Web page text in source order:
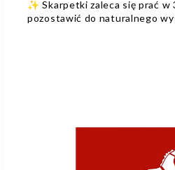
✨ Skarpetki zaleca się prać w
pozostawić do naturalnego